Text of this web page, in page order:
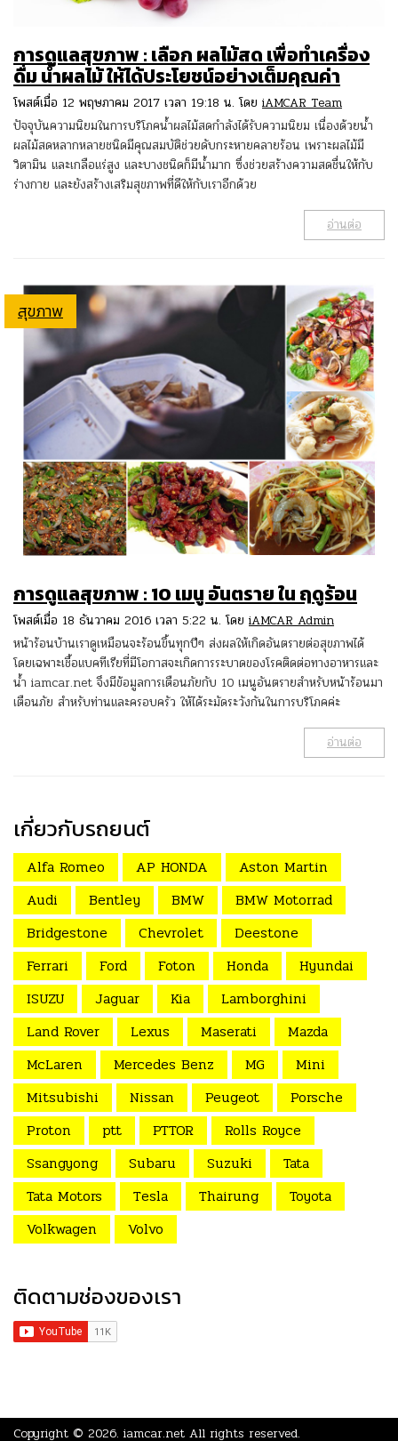
การดูแลสุขภาพ : เลือก ผลไม้สด เพื่อทำเครื่อง
ดื่ม น้ำผลไม้ ให้ได้ประโยชน์อย่างเต็มคุณค่า
โพสต์เมื่อ 12 พฤษภาคม 2017 เวลา 19:18 น. โดย iAMCAR Team
ปัจจุบันความนิยมในการบริโภคน้ำผลไม้สดกำลังได้รับความนิยม เนื่องด้วยน้ำ
ผลไม้สดหลากหลายชนิดมีคุณสมบัติช่วยดับกระหายคลายร้อน เพราะผลไม้มี
วิตามิน และเกลือแร่สูง และบางชนิดก็มีน้ำมาก ซึ่งช่วยสร้างความสดชื่นให้กับ
ร่างกาย และยังสร้างเสริมสุขภาพที่ดีให้กับเราอีกด้วย
อ่านต่อ
สุขภาพ
การดูแลสุขภาพ : 10 เมนู อันตราย ใน ฤดูร้อน
โพสต์เมื่อ 18 ธันวาคม 2016 เวลา 5:22 น. โดย iAMCAR Admin
หน้าร้อนบ้านเราดูเหมือนจะร้อนขึ้นทุกปีๆ ส่งผลให้เกิดอันตรายต่อสุขภาพได้
โดยเฉพาะเชื้อแบคทีเรียที่มีโอกาสจะเกิดการระบาดของโรคติดต่อทางอาหารและ
น้ำ iamcar.net จึงมีข้อมูลการเตือนภัยกับ 10 เมนูอันตรายสำหรับหน้าร้อนมา
เตือนภัย สำหรับท่านและครอบครัว ให้ได้ระมัดระวังกันในการบริโภคค่ะ
อ่านต่อ
เกี่ยวกับรถยนต์
Alfa Romeo AP HONDA
Aston Martin
Audi
Bentley BMW
BMW Motorrad
Bridgestone
Chevrolet
Deestone
Ferrari
Ford Foton Honda
Hyundai
ISUZU
Jaguar Kia
Lamborghini
Land Rover
Lexus Maserati
Mazda
McLaren
Mercedes Benz MG
Mini
Mitsubishi
Nissan Peugeot
Porsche
Proton
ptt PTTOR
Rolls Royce
Ssangyong
Subaru Suzuki
Tata
Tata Motors
Tesla Thairung
Toyota
Volkwagen
Volvo
ติดตามช่องของเรา
Copyright © 2026. iamcar.net All rights reserved.